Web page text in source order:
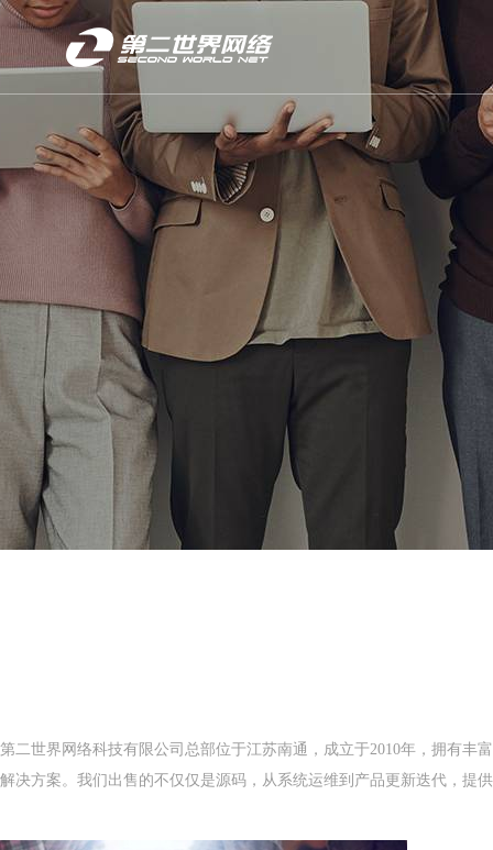
第二世界网络科技有限公司总部位于江苏南通，成立于2010年，拥有
解决方案。我们出售的不仅仅是源码，从系统运维到产品更新迭代，提